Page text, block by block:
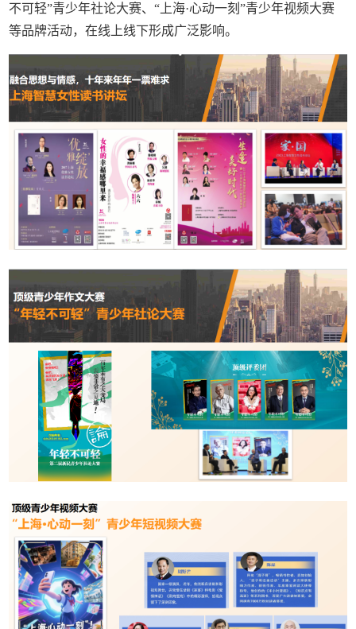
不可轻”青少年社论大赛、“上海·心动一刻”青少年视频大赛
等品牌活动，在线上线下形成广泛影响。